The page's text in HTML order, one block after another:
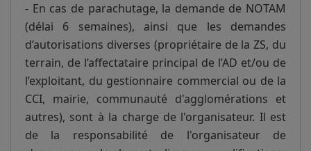
- En cas de parachutage, la demande de NOTAM
(délai 6 semaines), ainsi que les demandes
d’autorisations diverses (propriétaire de la ZS, du
terrain, de l’affectataire principal de l’AD et/ou de
l’exploitant, du gestionnaire commercial ou de la
CCI, mairie, communauté d'agglomérations et
autres), sont à la charge de l'organisateur. Il est
de la responsabilité de l'organisateur de